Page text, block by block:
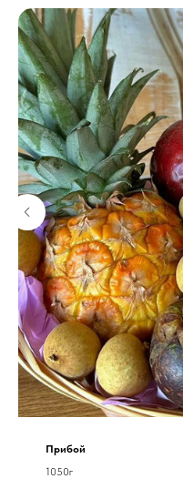
Прибой
1050г